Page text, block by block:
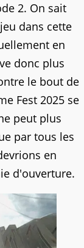
2. On sait
dans cette
en
donc plus
le bout de
Fest 2025 se
peut plus
par tous les
en
d'ouverture.